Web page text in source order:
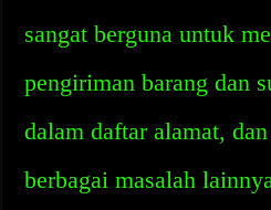
sangat berguna untuk
pengiriman barang dan
dalam daftar alamat,
berbagai masalah